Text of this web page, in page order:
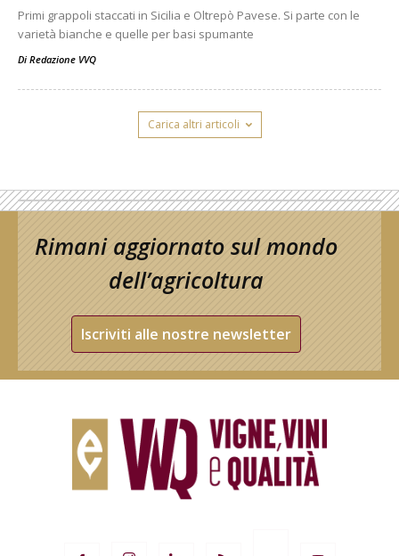
Primi grappoli staccati in Sicilia e Oltrepò Pavese. Si parte con le
varietà bianche e quelle per basi spumante
Di Redazione VVQ
Carica altri articoli
Rimani aggiornato sul mondo
dell’agricoltura
Iscriviti alle nostre newsletter